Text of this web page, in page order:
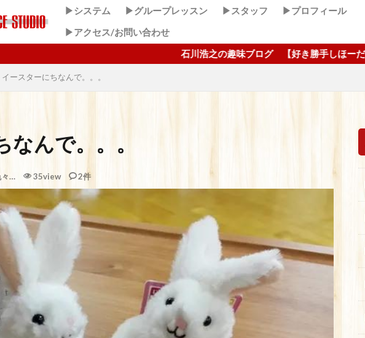
▶システム ▶グループレッスン ▶スタッフ
▶プロフィール
▶アクセス/お問い合わせ
石川浩之の趣味ブログ 【好き勝手しほーだい！】 ここクリック！
イースターにちなんで。。。
んで。。。
々… 35view 2件